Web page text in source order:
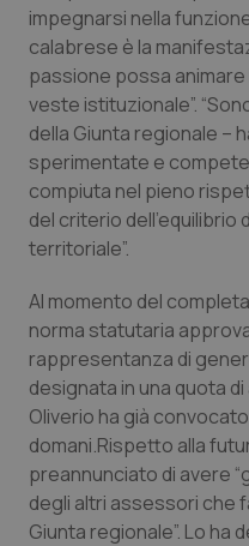
Valle D’Aosta
Veneto
Oncoematologia
Oncologia &
Psoriasi & pelle
Quotidiano
Quotidiano
Quotidiano
Quotidiano
Rene & patologie
impegnarsi nella
calabrese è la
passione possa
veste istituzionale”.
della Giunta regionale –
sperimentate e
compiuta nel pieno
del criterio dell'equilibrio
territoriale”.
Al momento del
norma statutaria
rappresentanza di
designata in una quota
Oliverio ha già
domani.Rispetto alla
preannunciato di avere
degli altri assessori che
Giunta regionale”. Lo ha